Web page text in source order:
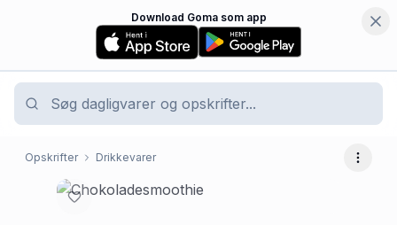
Download Goma som app
Opskrifter Drikkevarer Flere